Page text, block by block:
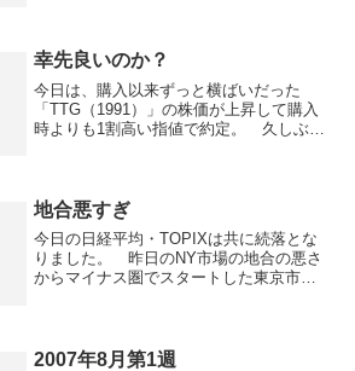
で、全然動きはあ...
幸先良いのか？
今日は、購入以来ずっと横ばいだった
「TTG（1991）」の株価が上昇して購入
時よりも1割高い指値で約定。 久しぶり
証券へ即時入金でき...
地合悪すぎ
今日の日経平均・TOPIXは共に続落とな
りました。 昨日のNY市場の地合の悪さ
からマイナス圏でスタートした東京市場
での揉み合い...
2007年8月第1週